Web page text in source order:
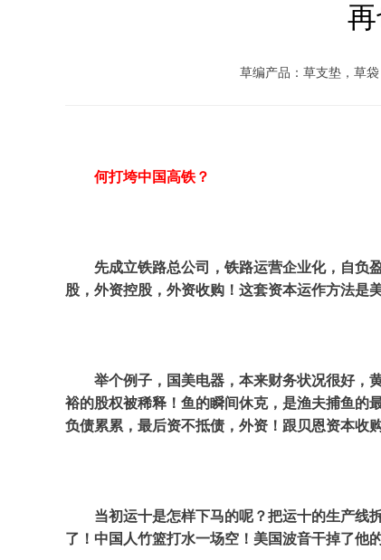
草编产品：草支垫，草
何打垮中国高铁？
先成立铁路总公司，铁路运营企业化，自负
股，外资控股，外资收购！这套资本运作方法是
举个例子，国美电器，本来财务状况很好，
裕的股权被稀释！鱼的瞬间休克，是渔夫捕鱼的
负债累累，最后资不抵债，外资！跟贝恩资本收
当初运十是怎样下马的呢？把运十的生产线
了！中国人竹篮打水一场空！美国波音干掉了他